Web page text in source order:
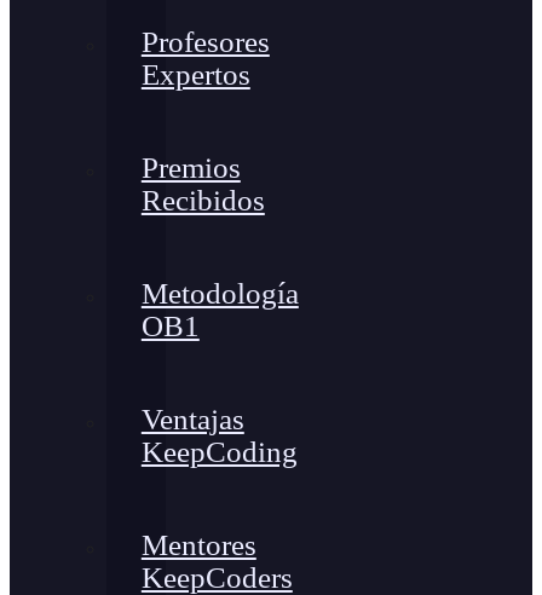
Profesores
Expertos
Premios
Recibidos
Metodología
OB1
Ventajas
KeepCoding
Mentores
KeepCoders